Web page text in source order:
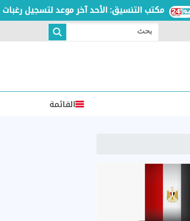
مكتب التنسيق: الأحد آخر موعد لتسجيل رغبات
بحث
القائمة